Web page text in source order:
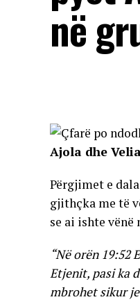
në
Ajola dhe
Përgjimet e
gjithçka me të
se ai ishte vënë
“Në orën 19:52
Etjenit, pasi ka
mbrohet sikur